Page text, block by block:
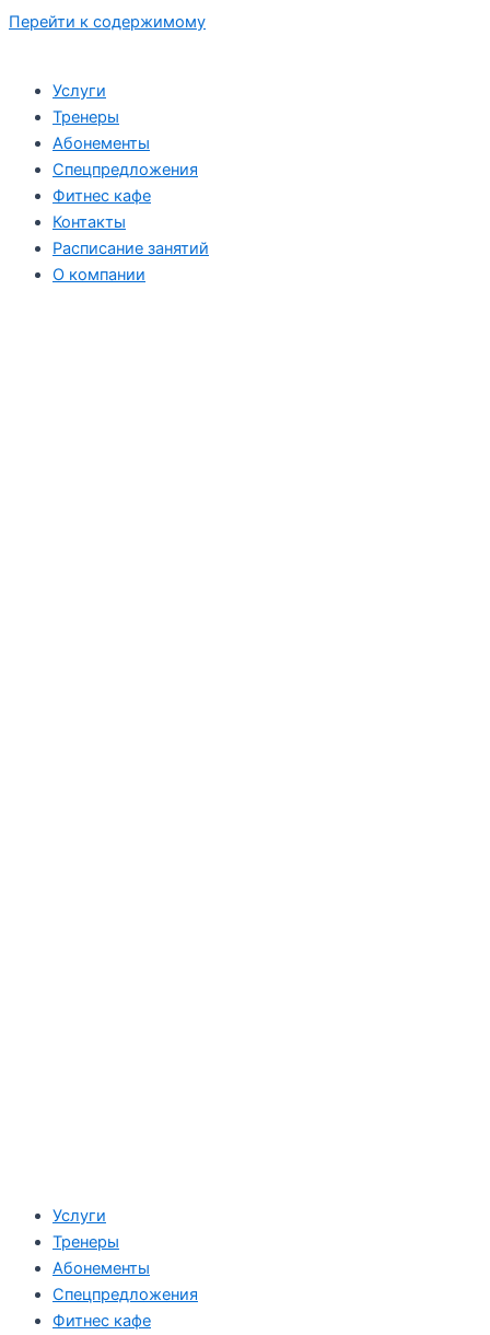
Перейти к содержимому
Услуги
Тренеры
Абонементы
Спецпредложения
Фитнес кафе
Контакты
Расписание занятий
О компании
Услуги
Тренеры
Абонементы
Спецпредложения
Фитнес кафе